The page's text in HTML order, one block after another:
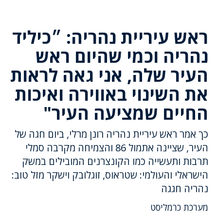
ראש עיריית נהריה: ״כיליד
נהריה וכמי שהיום ראש
העיר שלה, אני גאה לראות
את השינוי באווירה ואיכות
החיים שמציעה העיר"
כך אמר ראש עיריית נהריה רונן מרלי, ביום חגה של
העיר, שציינה אתמול 86 והצמיחה מקרבה סמלי
תרבות ותעשייה כמו הקונצרנים המובילים במשק
הישראלי והעולמי: שטראוס, זוגלובק וישקר מזל טוב:
נהריה חגגה
מערכת כרמליסט